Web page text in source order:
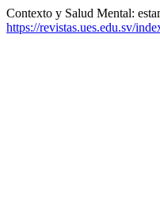
Contexto y Salud Mental:
https://revistas.ues.edu.sv/